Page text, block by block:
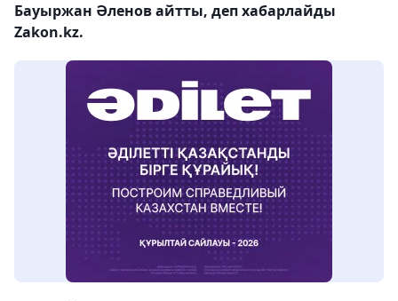
Бауыржан Әленов айтты, деп хабарлайды
Zakon.kz.